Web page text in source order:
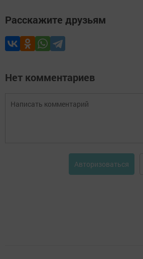
Расскажите друзьям
Нет комментариев
Авторизоваться